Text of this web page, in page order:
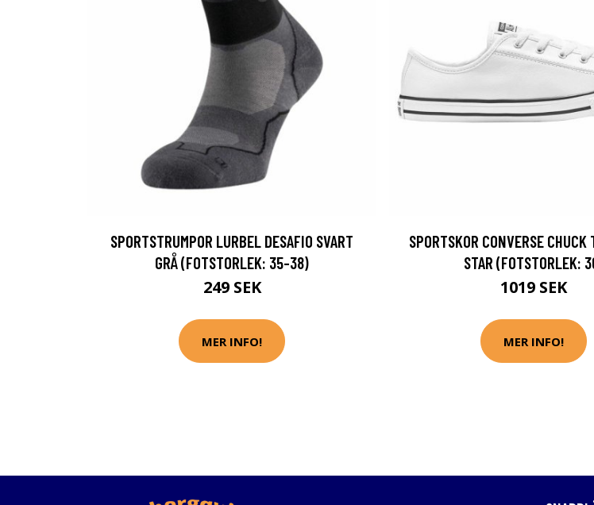
SPORTSTRUMPOR LURBEL DESAFIO SVART
GRÅ (FOTSTORLEK: 35-38)
249 SEK
MER INFO!
SPORTSKOR CONVERSE CHUCK
STAR (FOTSTORLEK:
1019 SEK
MER INFO!